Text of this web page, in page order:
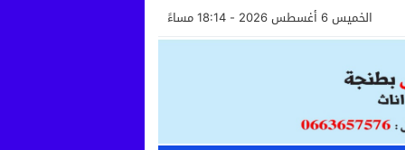
الخميس 6 أغسطس 2026 - 18:14 مساءً